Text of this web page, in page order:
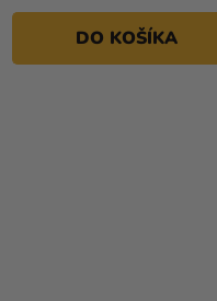
DO KOŠÍKA